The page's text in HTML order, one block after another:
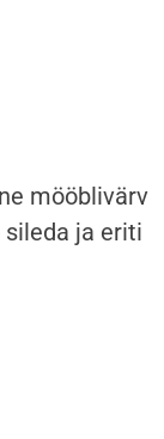
mööblivärv
ja eriti